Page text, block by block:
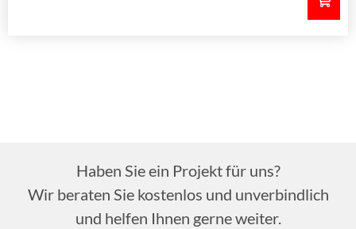
Haben Sie ein Projekt für uns?
Wir beraten Sie kostenlos und unverbindlich
und helfen Ihnen gerne weiter.